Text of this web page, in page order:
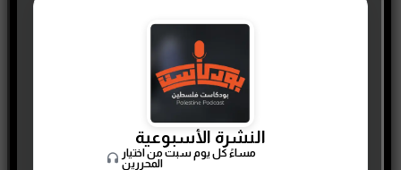
بالمجون والفجر
2 MAY، 2026
النشرة الأسبوعية
مساءً كل يوم سبت من اختيار
المحررين